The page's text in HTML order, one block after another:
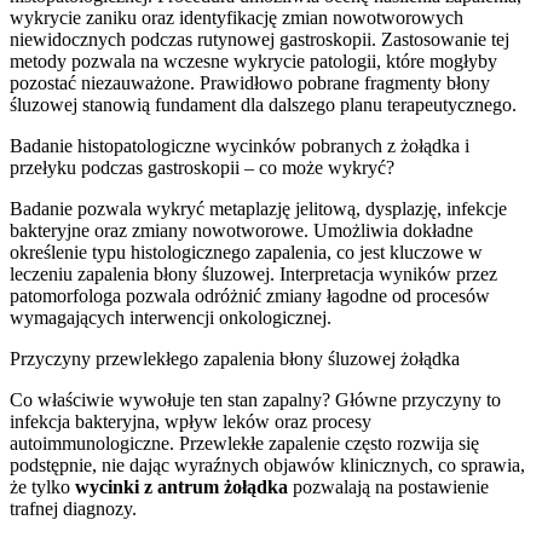
wykrycie zaniku oraz identyfikację zmian nowotworowych
niewidocznych podczas rutynowej gastroskopii. Zastosowanie tej
metody pozwala na wczesne wykrycie patologii, które mogłyby
pozostać niezauważone. Prawidłowo pobrane fragmenty błony
śluzowej stanowią fundament dla dalszego planu terapeutycznego.
Badanie histopatologiczne wycinków pobranych z żołądka i
przełyku podczas gastroskopii – co może wykryć?
Badanie pozwala wykryć metaplazję jelitową, dysplazję, infekcje
bakteryjne oraz zmiany nowotworowe. Umożliwia dokładne
określenie typu histologicznego zapalenia, co jest kluczowe w
leczeniu zapalenia błony śluzowej. Interpretacja wyników przez
patomorfologa pozwala odróżnić zmiany łagodne od procesów
wymagających interwencji onkologicznej.
Przyczyny przewlekłego zapalenia błony śluzowej żołądka
Co właściwie wywołuje ten stan zapalny? Główne przyczyny to
infekcja bakteryjna, wpływ leków oraz procesy
autoimmunologiczne. Przewlekłe zapalenie często rozwija się
podstępnie, nie dając wyraźnych objawów klinicznych, co sprawia,
że tylko wycinki z antrum żołądka pozwalają na postawienie
trafnej diagnozy.